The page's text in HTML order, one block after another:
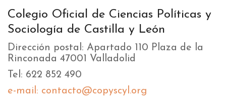
Colegio Oficial de Ciencias Políticas y
Sociología de Castilla y León
Dirección postal: Apartado 110 Plaza de la
Rinconada 47001 Valladolid
Tel: 622 852 490
e-mail: contacto@copyscyl.org